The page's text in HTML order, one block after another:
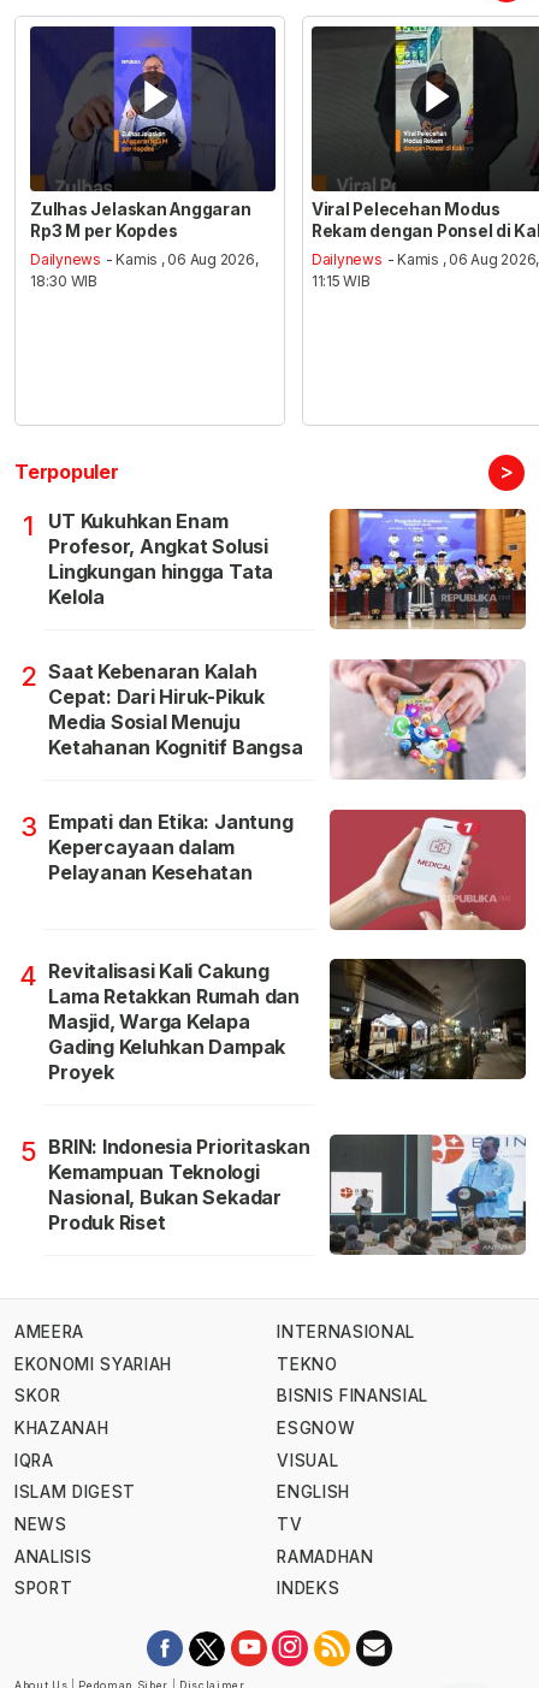
Zulhas Jelaskan Anggaran
Rp3 M per Kopdes
Dailynews - Kamis , 06 Aug 2026,
18:30 WIB
Viral Pelecehan Modus
Rekam dengan Ponsel di
Dailynews - Kamis , 06 Aug 2026,
11:15 WIB
Terpopuler >
1
UT Kukuhkan Enam
Profesor, Angkat Solusi
Lingkungan hingga Tata
Kelola
2 Saat Kebenaran Kalah
Cepat: Dari Hiruk-Pikuk
Media Sosial Menuju
Ketahanan Kognitif Bangsa
3 Empati dan Etika: Jantung
Kepercayaan dalam
Pelayanan Kesehatan
4 Revitalisasi Kali Cakung
Lama Retakkan Rumah dan
Masjid, Warga Kelapa
Gading Keluhkan Dampak
Proyek
5 BRIN: Indonesia Prioritaskan
Kemampuan Teknologi
Nasional, Bukan Sekadar
Produk Riset
AMEERA
EKONOMI SYARIAH
SKOR
KHAZANAH
IQRA
ISLAM DIGEST
NEWS
ANALISIS
SPORT
INTERNASIONAL
TEKNO
BISNIS FINANSIAL
ESGNOW
VISUAL
ENGLISH
TV
RAMADHAN
INDEKS